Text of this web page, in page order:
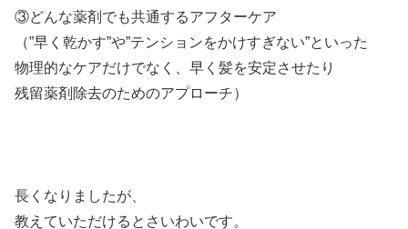
③どんな薬剤でも共通するアフターケア
（”早く乾かす”や”テンションをかけすぎない”といった
物理的なケアだけでなく、早く髪を安定させたり
残留薬剤除去のためのアプローチ）
長くなりましたが、
教えていただけるとさいわいです。